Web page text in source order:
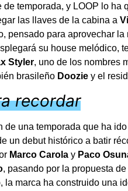
temporada, y LOOP lo ha
las llaves de la cabina a
pensado para aprovechar
su house melódico,
Styler, uno de los nombres
brasileño Doozie y el
recordar
una temporada que ha
un debut histórico a batir
Marco Carola y Paco
, pasando por la propuesta
la marca ha construido una